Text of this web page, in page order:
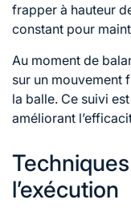
frapper à hauteur
constant pour
Au moment de
sur un mouvement
la balle. Ce suivi
améliorant
l’exécution